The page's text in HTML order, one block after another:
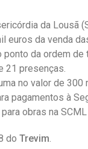
da Lousã
euros da venda
da ordem
21 presenças.
no valor de
pagamentos à
obras na
do Trevim.